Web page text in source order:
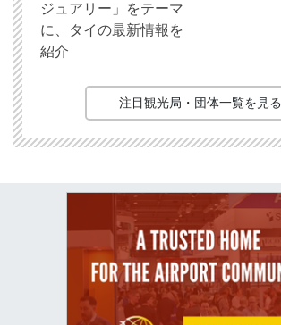
ジュアリー」をテーマ
に、タイの最新情報を
紹介
注目観光局・団体一覧を見る